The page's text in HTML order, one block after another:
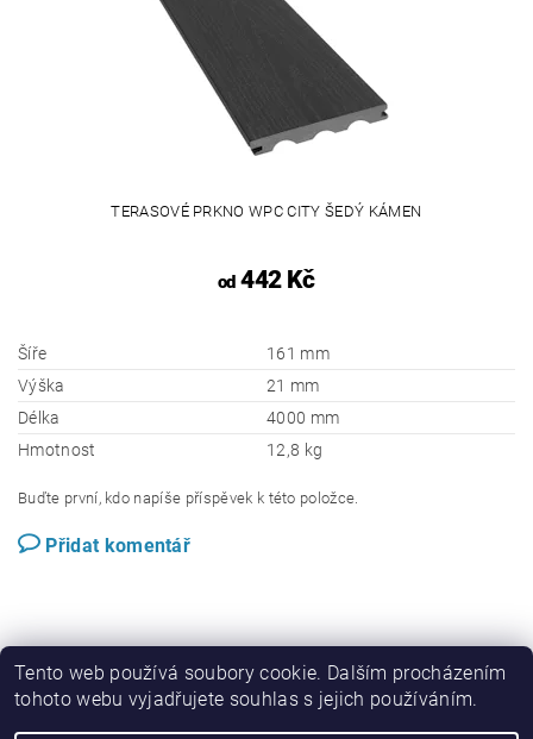
TERASOVÉ PRKNO WPC CITY ŠEDÝ KÁMEN
od442 Kč
Šíře
161 mm
Výška
21 mm
Délka
4000 mm
Hmotnost
12,8 kg
Buďte první, kdo napíše příspěvek k této položce.
Přidat komentář
Tento web používá soubory cookie. Dalším procházením
tohoto webu vyjadřujete souhlas s jejich používáním.